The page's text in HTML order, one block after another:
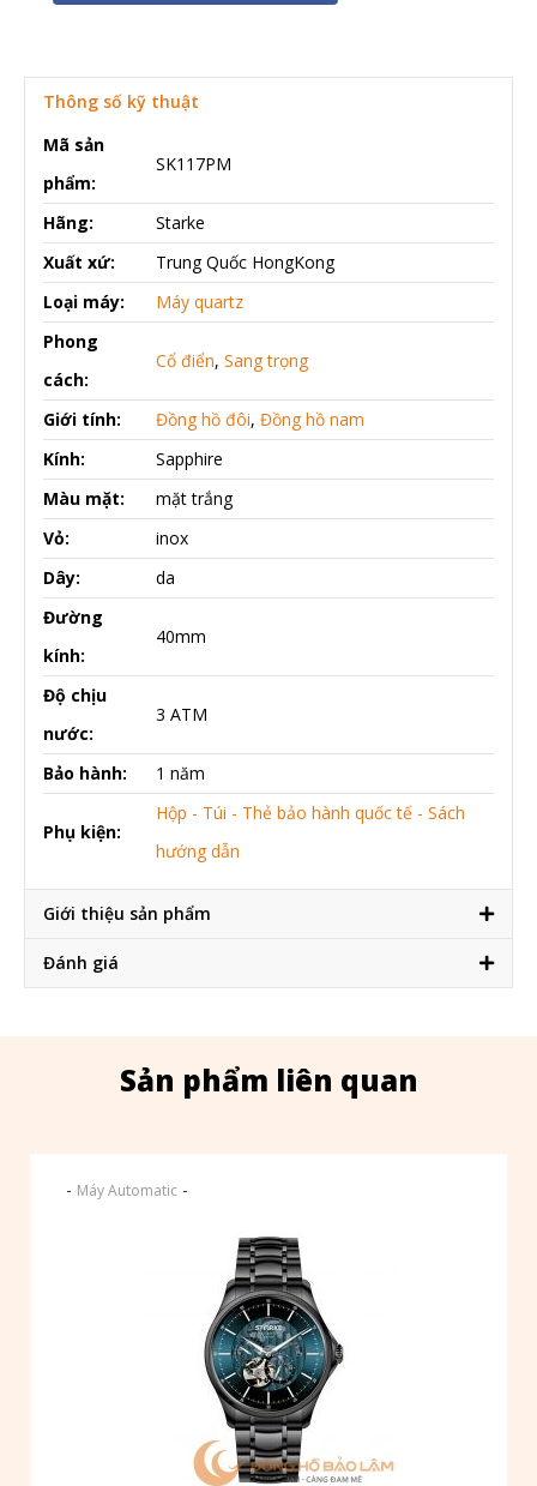
Thông số kỹ thuật
Mã sản
phẩm:
SK117PM
Hãng:
Starke
Xuất xứ:
Trung Quốc HongKong
Loại máy:
Máy quartz
Phong
cách:
Cổ điển, Sang trọng
Giới tính: Đồng hồ đôi, Đồng hồ nam
Kính:
Sapphire
Màu mặt:
mặt trắng
Vỏ:
inox
Dây:
da
Đường
kính:
40mm
Độ chịu
nước:
3 ATM
Bảo hành: 1 năm
Phụ kiện:
Hộp - Túi - Thẻ bảo hành quốc tế - Sách
hướng dẫn
Giới thiệu sản phẩm
Đánh giá
Sản phẩm liên quan
- Máy Automatic -